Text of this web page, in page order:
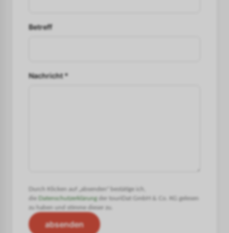
Betreff
Nachricht *
Durch Klicken auf „absenden" bestätige ich,
die
Datenschutzerklärung der touriDat GmbH & Co. KG gelesen
zu haben und stimme dieser zu.
absenden